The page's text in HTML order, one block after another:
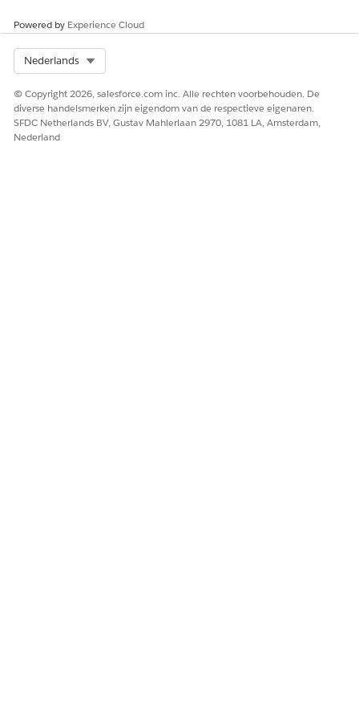
Powered by Experience Cloud
Nederlands
© Copyright 2026, salesforce.com inc. Alle rechten voorbehouden. De
diverse handelsmerken zijn eigendom van de respectieve eigenaren.
SFDC Netherlands BV, Gustav Mahlerlaan 2970, 1081 LA, Amsterdam,
Nederland